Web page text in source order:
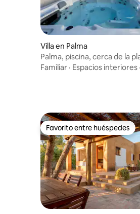
Villa en Palma
Palma, piscina, cerca de la
no se necesita coche, golf
Familiar · Espacios interiores ·
Favorito entre huéspedes
Favorito entre huéspedes